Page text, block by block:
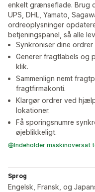
enkelt grænseflade. Brug
UPS, DHL, Yamato,
ordreoplysninger
betjeningspanel, så alle
Synkroniser dine
Generer fragtlabels og
klik.
Sammenlign nemt
fragtfirmakonti.
Klargør ordrer ved
lokationer.
Få sporingsnumre
øjeblikkeligt.
Indeholder maskinoversat
Sprog
Engelsk, Fransk, og